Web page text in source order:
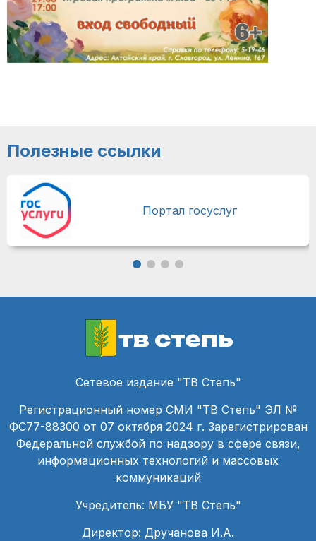
Полезные ссылки
Портал госуслуг
тв степь
Сетевое издание "ТВ Степь"
Регистрационный номер СМИ "ТВ Степь" ЭЛ №
ФС77-88300 от 07 октября 2024 г. Зарегистрирован
Федеральной службой по надзору в сфере связи,
информационных технологий и массовых
коммуникаций
Учредитель: МБУ "ТВ Степь"
Директор: Дручанова И.А.